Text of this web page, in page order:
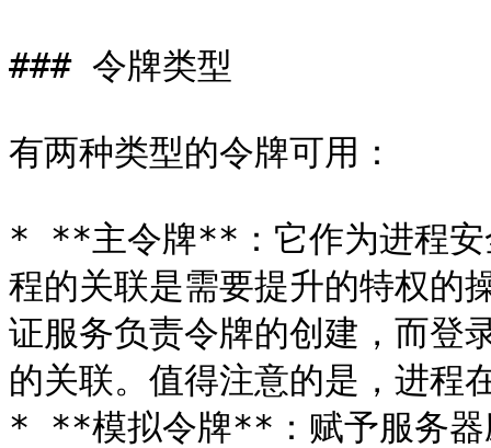
### 令牌类型
有两种类型的令牌可用：
* **主令牌**：它作为进程安
程的关联是需要提升的特权的
证服务负责令牌的创建，而
的关联。值得注意的是，进程
* **模拟令牌**：赋予服务器